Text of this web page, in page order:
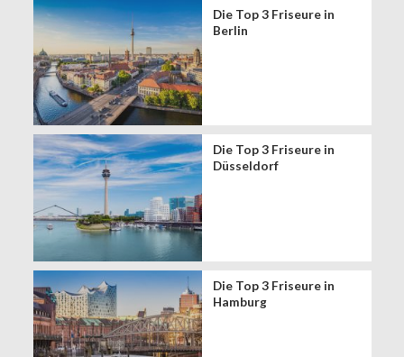
Die Top 3 Friseure in
Berlin
Die Top 3 Friseure in
Düsseldorf
Die Top 3 Friseure in
Hamburg